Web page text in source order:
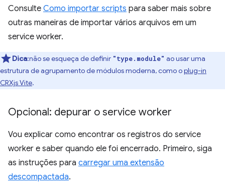
Consulte Como importar scripts para saber mais sobre
outras maneiras de importar vários arquivos em um
service worker.
Dica:não se esqueça de definir "type.module" ao usar uma
estrutura de agrupamento de módulos moderna, como oplug-in
CRXjs Vite.
Opcional: depurar o service worker
Vou explicar como encontrar os registros do service
worker e saber quando ele foi encerrado. Primeiro, siga
as instruções para carregar uma extensão
descompactada.